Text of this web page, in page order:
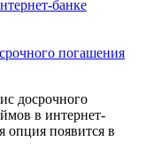
погашения
досрочного
в интернет-
появится в